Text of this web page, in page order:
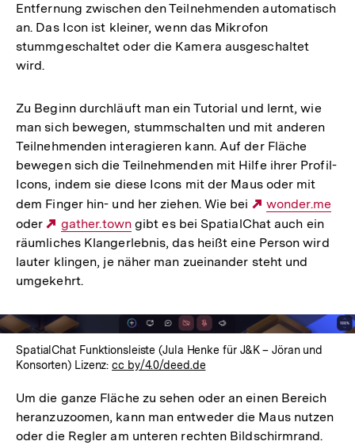
Entfernung zwischen den Teilnehmenden automatisch
an. Das Icon ist kleiner, wenn das Mikrofon
stummgeschaltet oder die Kamera ausgeschaltet
wird.
Zu Beginn durchläuft man ein Tutorial und lernt, wie
man sich bewegen, stummschalten und mit anderen
Teilnehmenden interagieren kann. Auf der Fläche
bewegen sich die Teilnehmenden mit Hilfe ihrer Profil-
Icons, indem sie diese Icons mit der Maus oder mit
dem Finger hin- und her ziehen. Wie bei
Externer
Link:
wonder.me
oder
Externer
Link:
gather.towngibt es bei SpatialChat auch ein
räumliches Klangerlebnis, das heißt eine Person wird
lauter klingen, je näher man zueinander steht und
umgekehrt.
SpatialChat Funktionsleiste (Jula Henke für J&K – Jöran und
Konsorten) Lizenz:cc by/4.0/deed.de
Um die ganze Fläche zu sehen oder an einen Bereich
heranzuzoomen, kann man entweder die Maus nutzen
oder die Regler am unteren rechten Bildschirmrand.